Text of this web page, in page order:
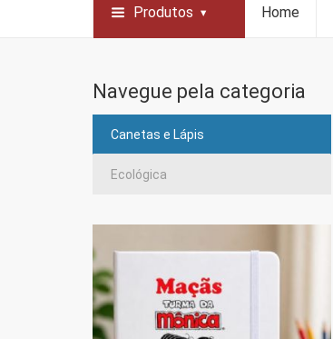
Produtos Home
Navegue pela categoria
Canetas e Lápis
Ecológica